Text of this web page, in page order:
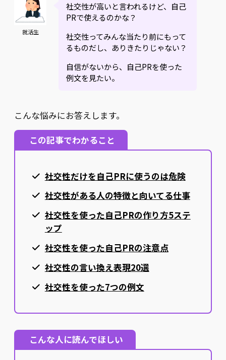
就活生
社交性が高いと言われるけど、自己
PRで使えるのかな？
社交性ってみんな当たり前にもって
るものだし、ありきたりじゃない？
自信がないから、自己PRを使った
例文を見たい。
こんな悩みにお答えします。
この記事でわかること
社交性だけを自己PRに使うのは危険
社交性がある人の特徴と向いてる仕事
社交性を使った自己PRの作り方5ステ
ップ
社交性を使った自己PRの注意点
社交性の言い換え表現20選
社交性を使った7つの例文
こんな人に読んでほしい